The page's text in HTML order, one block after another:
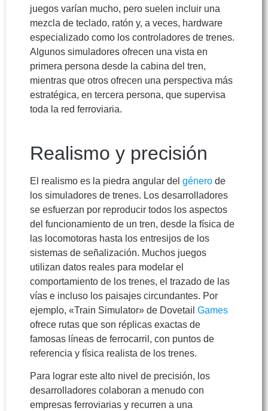
juegos varían mucho, pero suelen incluir una
mezcla de teclado, ratón y, a veces, hardware
especializado como los controladores de trenes.
Algunos simuladores ofrecen una vista en
primera persona desde la cabina del tren,
mientras que otros ofrecen una perspectiva más
estratégica, en tercera persona, que supervisa
toda la red ferroviaria.
Realismo y precisión
El realismo es la piedra angular del género de
los simuladores de trenes. Los desarrolladores
se esfuerzan por reproducir todos los aspectos
del funcionamiento de un tren, desde la física de
las locomotoras hasta los entresijos de los
sistemas de señalización. Muchos juegos
utilizan datos reales para modelar el
comportamiento de los trenes, el trazado de las
vías e incluso los paisajes circundantes. Por
ejemplo, «Train Simulator» de Dovetail Games
ofrece rutas que son réplicas exactas de
famosas líneas de ferrocarril, con puntos de
referencia y física realista de los trenes.
Para lograr este alto nivel de precisión, los
desarrolladores colaboran a menudo con
empresas ferroviarias y recurren a una